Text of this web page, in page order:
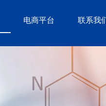
电商平台 联系我